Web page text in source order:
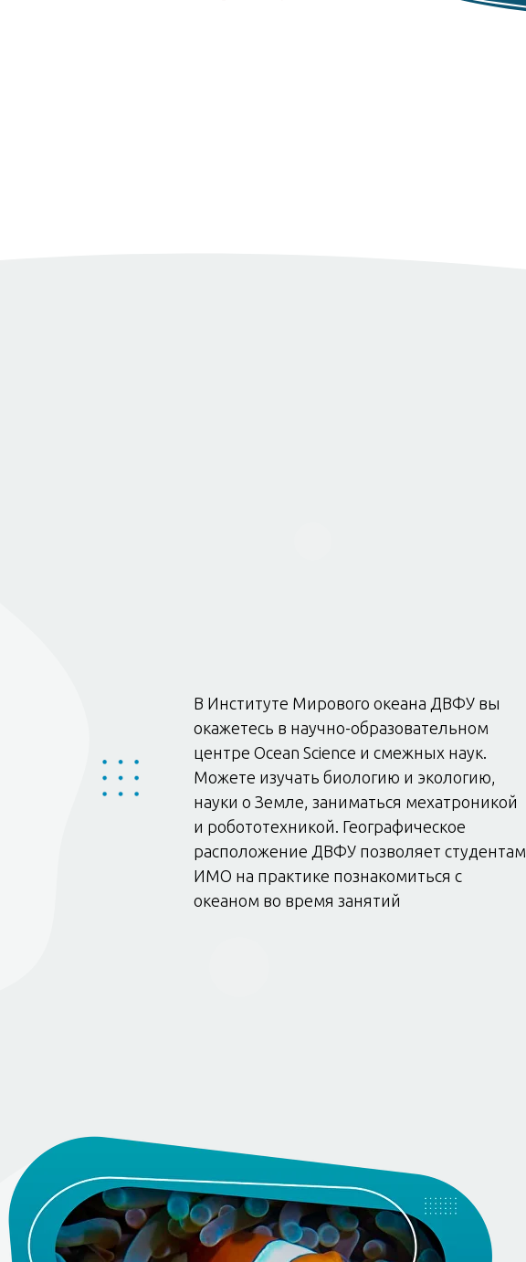
В Институте Мирового океана ДВФУ вы
окажетесь в научно-образовательном
центре Ocean Science и смежных наук.
Можете изучать биологию и экологию,
науки о Земле, заниматься мехатроникой
и робототехникой. Географическое
расположение ДВФУ позволяет студентам
ИМО на практике познакомиться с
океаном во время занятий